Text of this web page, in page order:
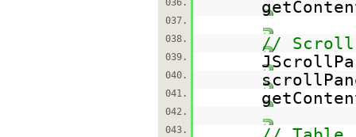
036.
037.
038.
//
039.
040.
041.
042.
043.